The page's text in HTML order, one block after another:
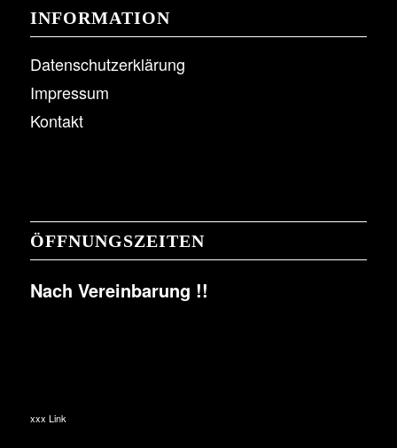
INFORMATION
Datenschutzerklärung
Impressum
Kontakt
ÖFFNUNGSZEITEN
Nach Vereinbarung !!
xxx Link